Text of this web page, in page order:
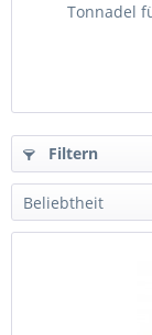
Tonnadel
Filtern